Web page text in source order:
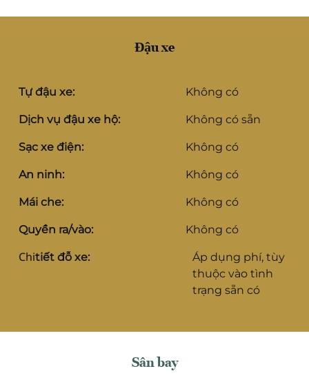
Đậu xe
Tự đậu xe: Không có
Dịch vụ đậu xe hộ: Không có sẵn
Sạc xe điện: Không có
An ninh: Không có
Mái che: Không có
Quyền ra/vào: Không có
Chitiết đỗ xe:
Áp dụng phí, tùy
thuộc vào tình
trạng sẵn có
Sân bay